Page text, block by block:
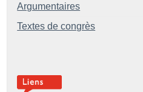
Argumentaires
Textes de congrès